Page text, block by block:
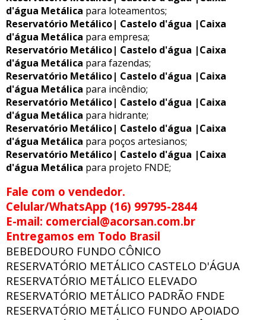
d'água Metálica para loteamentos;
Reservatório Metálico| Castelo d'água |Caixa
d'água Metálica para empresa;
Reservatório Metálico| Castelo d'água |Caixa
d'água Metálica para fazendas;
Reservatório Metálico| Castelo d'água |Caixa
d'água Metálica para incêndio;
Reservatório Metálico| Castelo d'água |Caixa
d'água Metálica para hidrante;
Reservatório Metálico| Castelo d'água |Caixa
d'água Metálica para poços artesianos;
Reservatório Metálico| Castelo d'água |Caixa
d'água Metálica para projeto FNDE;
Fale com o vendedor.
Celular/WhatsApp (16) 99795-2844
E-mail: comercial@acorsan.com.br
Entregamos em Todo Brasil
BEBEDOURO FUNDO CÔNICO
RESERVATÓRIO METÁLICO CASTELO D'ÁGUA
RESERVATÓRIO METÁLICO ELEVADO
RESERVATÓRIO METÁLICO PADRÃO FNDE
RESERVATÓRIO METÁLICO FUNDO APOIADO